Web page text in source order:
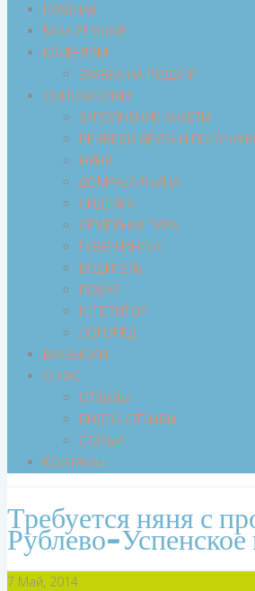
ГЛАВНАЯ
БАЗА РЕЗЮМЕ
КЛИЕНТАМ
ЗАЯВКА НА ПОДБОР
СОИСКАТЕЛЯМ
ЗАПОЛНЕНИЕ АНКЕТЫ
ПРИВЕДИ ДРУГА И ПОЛУЧИ
НЯНЯ
ДОМРАБОТНИЦА
СИДЕЛКА
СЕМЕЙНАЯ ПАРА
ГУВЕРНАНТКА
ВОДИТЕЛЬ
ПОВАР
РЕПЕТИТОР
ЛОГОПЕД
ВАКАНСИИ
О НАС
ОТЗЫВЫ
ВИДЕО-ОТЗЫВЫ
СТАТЬИ
КОНТАКТЫ
Требуется няня с
Рублево-
7 Май, 2014